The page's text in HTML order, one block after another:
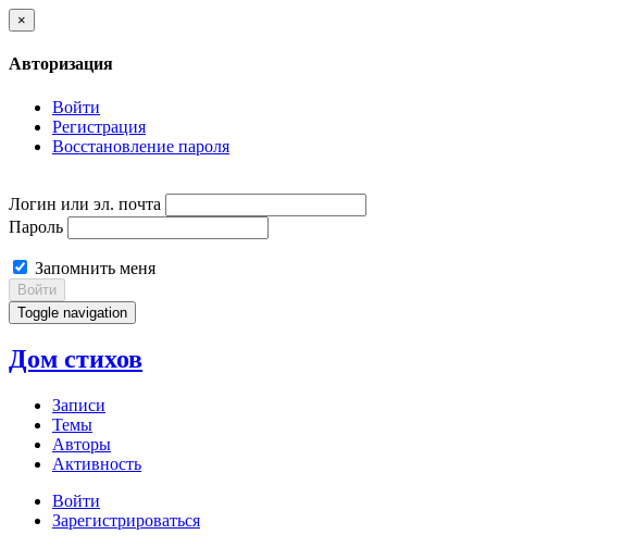
×
Авторизация
Войти
Регистрация
Восстановление пароля
Логин или эл. почта
Пароль
Запомнить меня
Войти
Toggle navigation
Дом стихов
Записи
Темы
Авторы
Активность
Войти
Зарегистрироваться